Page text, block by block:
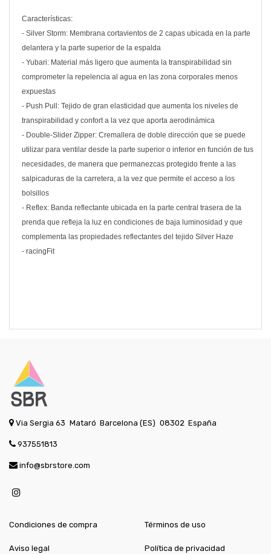
Características:
- Silver Storm: Membrana cortavientos de 2 capas ubicada en la parte
delantera y la parte superior de la espalda
- Yubari: Material más ligero que aumenta la transpirabilidad sin
comprometer la repelencia al agua en las zona corporales menos
expuestas
- Push Pull: Tejido de gran elasticidad que aumenta los niveles de
transpirabilidad y confort a la vez que aporta aerodinámica
- Double-Slider Zipper: Cremallera de doble dirección que se puede
utilizar para ventilar desde la parte superior o inferior en función de tus
necesidades, de manera que permanezcas protegido frente a las
salpicaduras de la carretera, a la vez que permite el acceso a los
bolsillos
- Reflex: Banda reflectante ubicada en la parte central trasera de la
prenda que refleja la luz en condiciones de baja luminosidad y que
complementa las propiedades reflectantes del tejido Silver Haze
- racingFit
Via Sergia 63 Mataró Barcelona (ES) 08302 España
937551813
info@sbrstore.com
Condiciones de compra
Aviso legal
Términos de uso
Política de privacidad